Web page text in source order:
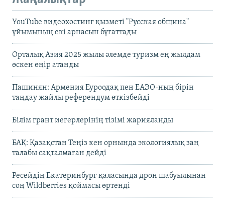
YouTube видеохостинг қызметі "Русская община"
ұйымының екі арнасын бұғаттады
Орталық Азия 2025 жылы әлемде туризм ең жылдам
өскен өңір атанды
Пашинян: Армения Еуроодақ пен ЕАЭО-ның бірін
таңдау жайлы референдум өткізбейді
Білім грант иегерлерінің тізімі жарияланды
БАҚ: Қазақстан Теңіз кен орнында экологиялық заң
талабы сақталмаған дейді
Ресейдің Екатеринбург қаласында дрон шабуылынан
соң Wildberries қоймасы өртенді